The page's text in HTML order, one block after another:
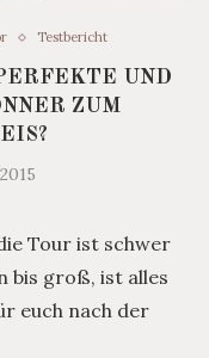
Testbericht
UND
ZUM
Tour ist schwer
bis groß, ist alles
euch nach der